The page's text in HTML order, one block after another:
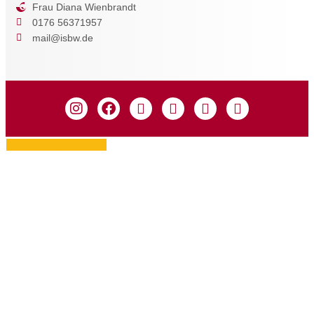
Frau Diana Wienbrandt
0176 56371957
mail@isbw.de